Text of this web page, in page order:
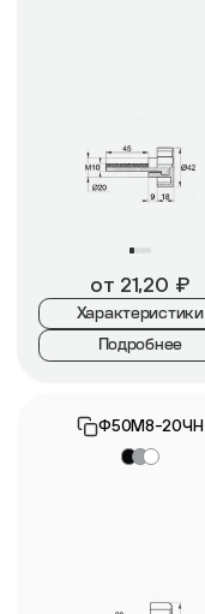
от 21,20 ₽
Характеристики
Подробнее
Ф50М8-20ЧН